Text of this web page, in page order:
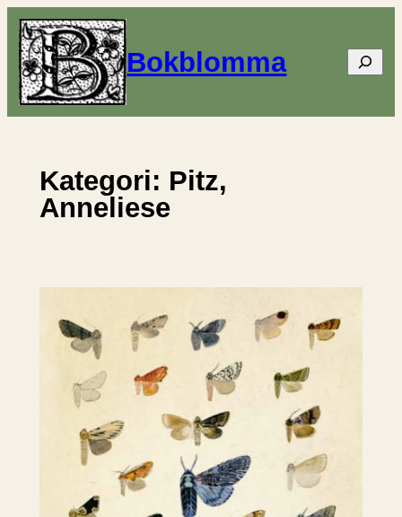
Hoppa
till
innehåll
Bokblomma Sök
Kategori: Pitz,
Anneliese